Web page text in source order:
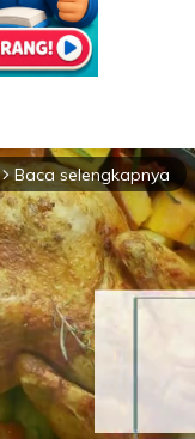
arrow_forward_ios Baca selengkapnya